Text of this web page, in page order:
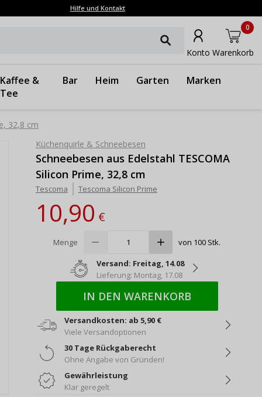
Hilfe und Kontakt
Konto Warenkorb
0
Kaffee &
Tee
Bar Heim Garten Marken
32,8 cm
Küchenquirle & Schneebesen
Schneebesen aus Edelstahl TESCOMA
Silicon Prime, 32,8 cm
Tescoma Tescoma Silicon Prime
10,90€
Menge von 100 Stk.
Versand: Freitag, 14.08
Lieferung: Montag, 17.08
IN DEN WARENKORB
Versandkosten: ab 5,90 €
Viele Versandoptionen
30 Tage Rückgaberecht
Ohne Angabe von Gründen!
Gewährleistung
Klar geregelt